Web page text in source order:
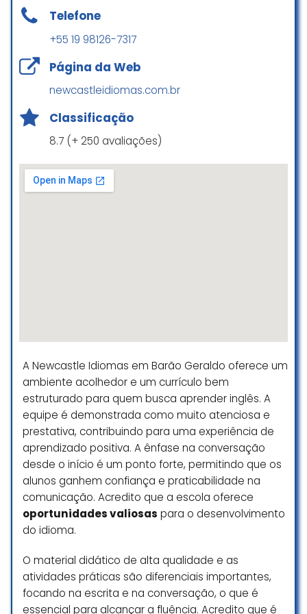
leiga no idioma e estou me
acompanham cada aluno até nas
remarcações de aula, fazendo
com que tenhamos mais
aderência nas agendas. Os
também. Mas o que mais gostei é
a flexibilidade deles – me
ajudaram bastante em minhas
dificuldades e o atendimento para
mim, é um fator fundamental.
confusas ainda. Nao consegue
entender o cliente, mesmo após
repetir várias vezes o erro. Nao me
senti nada acolhida nas primeiras
aulas. Causando um desconforto
inicial. As únicas pessoas
atenciosas e resolutivas ate o
momento sao as recepcionistas.
Fechei o curso via Campinas para
realizar 100% online
Fui muito bem recebido desde o
Telefone
+55 19 98126-7317
Página da Web
newcastleidiomas.com.br
Classificação
8.7 (+ 250 avaliações)
A Newcastle Idiomas em Barão Geraldo oferece um
ambiente acolhedor e um currículo bem
estruturado para quem busca aprender inglês. A
equipe é demonstrada como muito atenciosa e
prestativa, contribuindo para uma experiência de
aprendizado positiva. A ênfase na conversação
desde o início é um ponto forte, permitindo que os
alunos ganhem confiança e praticabilidade na
comunicação. Acredito que a escola oferece
oportunidades valiosas para o desenvolvimento
do idioma.
O material didático de alta qualidade e as
atividades práticas são diferenciais importantes,
focando na escrita e na conversação, o que é
essencial para alcançar a fluência. Acredito que é